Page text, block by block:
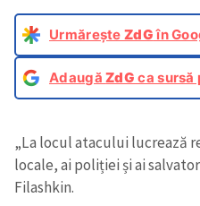
Urmărește ZdGîn
AdaugăZdG ca sursă
„La locul atacului lucrează
locale, ai poliției și ai
Filashkin.